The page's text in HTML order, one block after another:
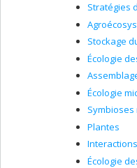
Stratégies
Stockage
Écologie
Écologie
Plantes
Écologie